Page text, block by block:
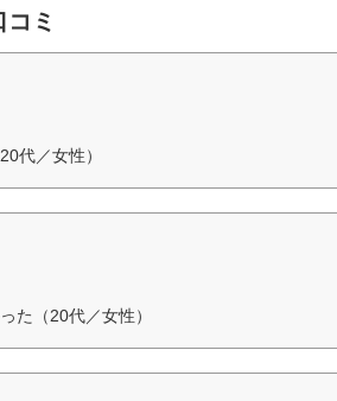
ミ
代／女性）
た（20代／女性）